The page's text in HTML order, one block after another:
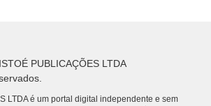
PUBLICAÇÕES LTDA
LTDA é um portal digital independente e sem